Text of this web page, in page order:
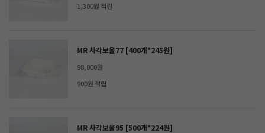
1,300원 적립
MR 사각보울77 [400개*245원]
98,000원
900원 적립
MR 사각보울95 [500개*224원]